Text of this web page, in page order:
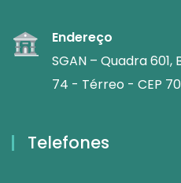
Endereço
SGAN – Quadra 601,
74 - Térreo - CEP
Telefones